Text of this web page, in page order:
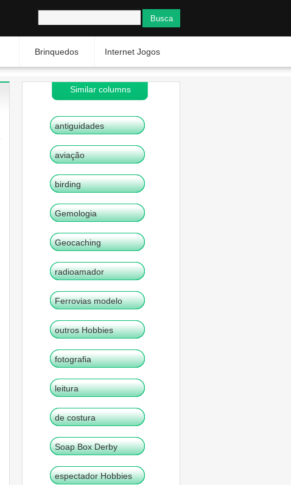
Brinquedos Internet Jogos
Similar columns
antiguidades
aviação
birding
Gemologia
Geocaching
radioamador
Ferrovias modelo
outros Hobbies
fotografia
leitura
de costura
Soap Box Derby
espectador Hobbies